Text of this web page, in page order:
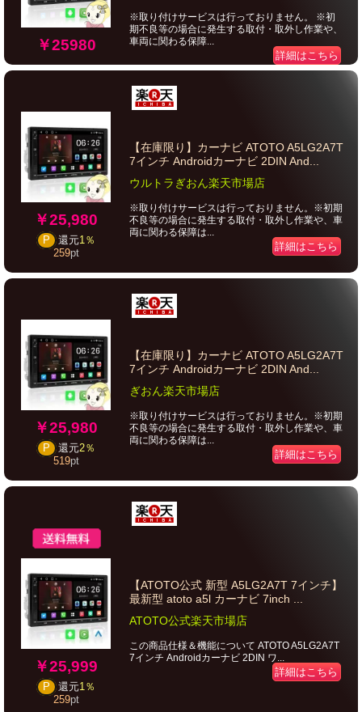
￥25980
※取り付けサービスは行っておりません。 ※初
期不良等の場合に発生する取付・取外し作業や、
車両に関わる保障...
詳細はこちら
￥25,980
P 還元1％
259pt
【在庫限り】カーナビ ATOTO A5LG2A7T
7インチ Androidカーナビ 2DIN And...
ウルトラぎおん楽天市場店
※取り付けサービスは行っておりません。※初期
不良等の場合に発生する取付・取外し作業や、車
両に関わる保障は...
詳細はこちら
￥25,980
P 還元2％
519pt
【在庫限り】カーナビ ATOTO A5LG2A7T
7インチ Androidカーナビ 2DIN And...
ぎおん楽天市場店
※取り付けサービスは行っておりません。※初期
不良等の場合に発生する取付・取外し作業や、車
両に関わる保障は...
詳細はこちら
￥25,999
P 還元1％
259pt
【ATOTO公式 新型 A5LG2A7T 7インチ】
最新型 atoto a5l カーナビ 7inch ...
ATOTO公式楽天市場店
この商品仕様＆機能について ATOTO A5LG2A7T
7インチ Androidカーナビ 2DIN ワ...
詳細はこちら